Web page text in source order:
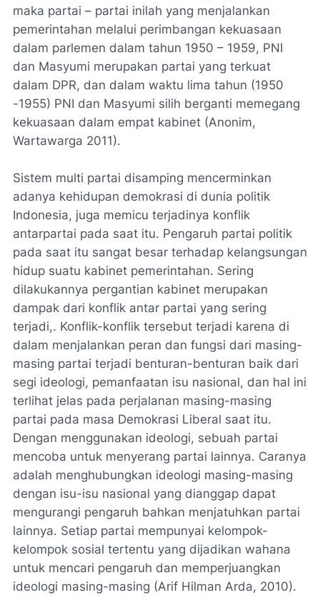
maka partai – partai inilah yang menjalankan
pemerintahan melalui perimbangan kekuasaan
dalam parlemen dalam tahun 1950 – 1959, PNI
dan Masyumi merupakan partai yang terkuat
dalam DPR, dan dalam waktu lima tahun (1950
-1955) PNI dan Masyumi silih berganti memegang
kekuasaan dalam empat kabinet (Anonim,
Wartawarga 2011).
Sistem multi partai disamping mencerminkan
adanya kehidupan demokrasi di dunia politik
Indonesia, juga memicu terjadinya konflik
antarpartai pada saat itu. Pengaruh partai politik
pada saat itu sangat besar terhadap kelangsungan
hidup suatu kabinet pemerintahan. Sering
dilakukannya pergantian kabinet merupakan
dampak dari konflik antar partai yang sering
terjadi,. Konflik-konflik tersebut terjadi karena di
dalam menjalankan peran dan fungsi dari masing-
masing partai terjadi benturan-benturan baik dari
segi ideologi, pemanfaatan isu nasional, dan hal ini
terlihat jelas pada perjalanan masing-masing
partai pada masa Demokrasi Liberal saat itu.
Dengan menggunakan ideologi, sebuah partai
mencoba untuk menyerang partai lainnya. Caranya
adalah menghubungkan ideologi masing-masing
dengan isu-isu nasional yang dianggap dapat
mengurangi pengaruh bahkan menjatuhkan partai
lainnya. Setiap partai mempunyai kelompok-
kelompok sosial tertentu yang dijadikan wahana
untuk mencari pengaruh dan memperjuangkan
ideologi masing-masing (Arif Hilman Arda, 2010).